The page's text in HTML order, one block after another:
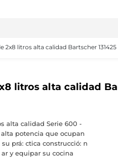
2x8 litros alta calidad Bartscher 131425
litros alta calidad
alta calidad Serie 600 -
potencia que ocupan
prá: ctica construcció: n
y equipar su cocina